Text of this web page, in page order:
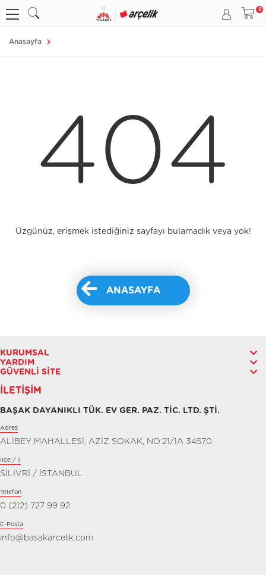
Anasayfa
404
Üzgünüz, erişmek istediğiniz sayfayı bulamadık veya yok!
ANASAYFA
KURUMSAL
YARDIM
GÜVENLI SITE
İLETIŞIM
BAŞAK DAYANIKLI TÜK. EV GER. PAZ. TİC. LTD. ŞTİ.
Adres
ALİBEY MAHALLESİ, AZİZ SOKAK, NO:21/1A 34570
İlçe / İl
SİLİVRİ / İSTANBUL
Telefon
0 (212) 727 99 92
E-Posta
info@basakarcelik.com